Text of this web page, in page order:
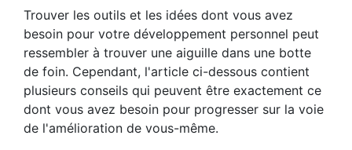
Trouver les outils et les idées dont vous avez
besoin pour votre développement personnel peut
ressembler à trouver une aiguille dans une botte
de foin. Cependant, l'article ci-dessous contient
plusieurs conseils qui peuvent être exactement ce
dont vous avez besoin pour progresser sur la voie
de l'amélioration de vous-même.